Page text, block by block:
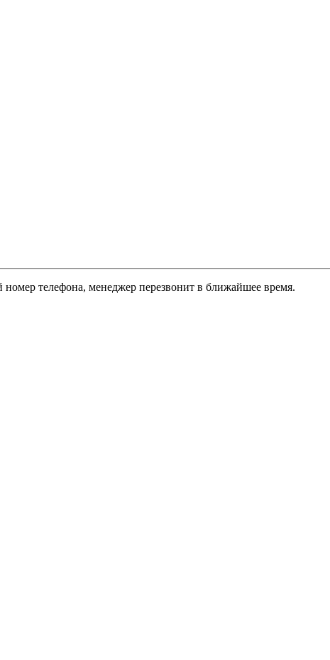
телефона, менеджер перезвонит в ближайшее время.